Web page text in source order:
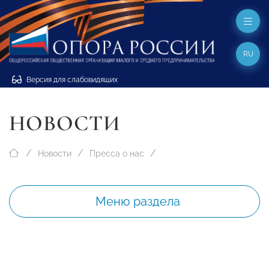
Версия для слабовидящих
RU
НОВОСТИ
Новости Пресса о нас
Меню раздела